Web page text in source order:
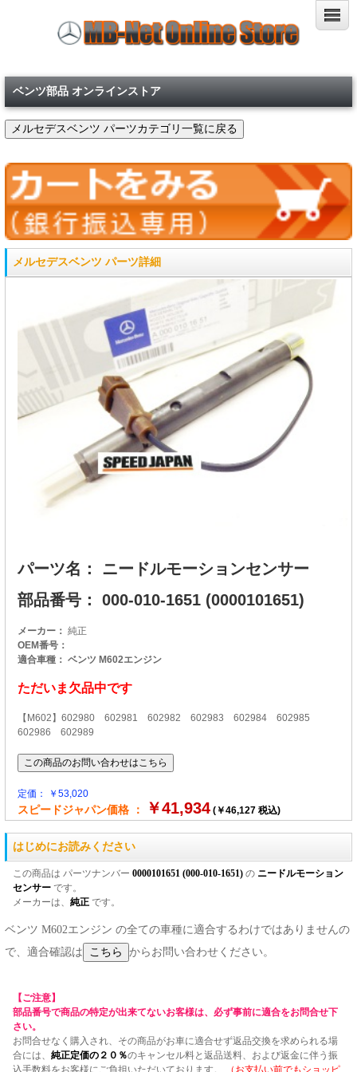
ベンツ部品 オンラインストア
メルセデスベンツ パーツ詳細
パーツ名： ニードルモーションセンサー
部品番号： 000-010-1651 (0000101651)
メーカー： 純正
OEM番号：
適合車種： ベンツ M602エンジン
ただいま欠品中です
【M602】602980 602981 602982 602983 602984 602985
602986 602989
定価： ￥53,020
スピードジャパン価格 ： ￥41,934 (￥46,127 税込)
はじめにお読みください
この商品は パーツナンバー 0000101651 (000-010-1651) の ニードルモーション
センサー です。
メーカーは、 純正 です。
ベンツ M602エンジン の全ての車種に適合するわけではありませんの
で、適合確認は
からお問い合わせください。
【ご注意】
部品番号で商品の特定が出来てないお客様は、必ず事前に適合をお問合せ下
さい。
お問合せなく購入され、その商品がお車に適合せず返品交換を求められる場
合には、 純正定価の２０％のキャンセル料と返品送料、および返金に伴う振
込手数料をお客様にご負担いただいております。
（お支払い前でもショッピ